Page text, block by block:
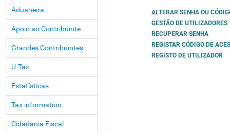
Aduaneira
Apoio ao Contribuinte
Grandes Contribuintes
U-Tax
Estatísticas
Tax information
Cidadania Fiscal
ALTERAR SENHA OU
GESTÃO DE UTILIZADORES
RECUPERAR SENHA
REGISTAR CÓDIGO DE
REGISTO DE UTILIZADOR